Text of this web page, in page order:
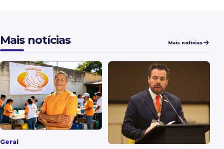
Mais notícias Mais notícias
Geral